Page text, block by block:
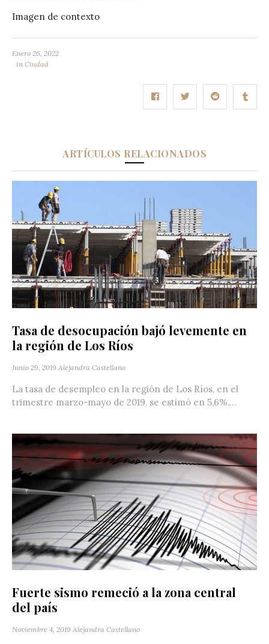
Imagen de contexto
Enero 26, 2022
in Ciudad
ARTÍCULOS RELACIONADOS
Tasa de desocupación bajó levemente en
la región de Los Ríos
Junio 29, 2019 Alejandra Castellano
La tasa de desempleo en la región de Los Ríos, en el
trimestre marzo-mayo de 2019, se estimó en 5,6%,...
Fuerte sismo remeció a la zona central
del país
Noviembre 4, 2019 Alejandra Castellano